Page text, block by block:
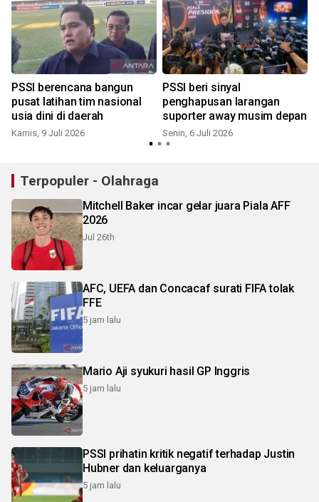
PSSI berencana bangun
pusat latihan tim nasional
usia dini di daerah
Kamis, 9 Juli 2026
PSSI beri sinyal
penghapusan larangan
suporter away musim depan
Senin, 6 Juli 2026
Terpopuler - Olahraga
Mitchell Baker incar gelar juara Piala AFF
2026
Jul 26th
AFC, UEFA dan Concacaf surati FIFA tolak
FFE
5 jam lalu
Mario Aji syukuri hasil GP Inggris
5 jam lalu
PSSI prihatin kritik negatif terhadap Justin
Hubner dan keluarganya
5 jam lalu